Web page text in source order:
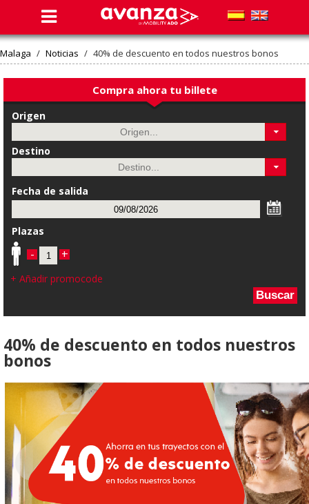
Malaga / Noticias / 40% de descuento en todos nuestros bonos
Compra ahora tu billete
Origen
Destino
Fecha de salida
Plazas
- +
+ Añadir promocode
Buscar
40% de descuento en todos nuestros
bonos